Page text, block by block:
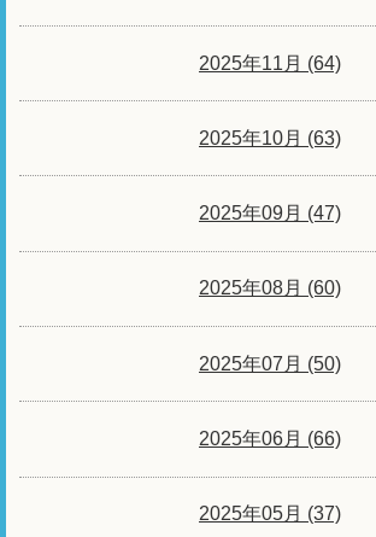
2025年11月 (64)
2025年10月 (63)
2025年09月 (47)
2025年08月 (60)
2025年07月 (50)
2025年06月 (66)
2025年05月 (37)